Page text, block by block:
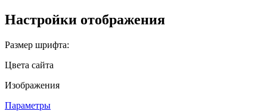
Настройки отображения
Размер шрифта:
Цвета сайта
Изображения
Параметры